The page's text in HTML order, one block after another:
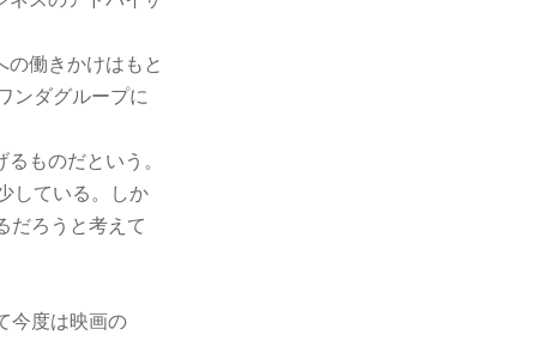
働きかけはもと
ンダグループに
ものだという。
している。しか
だろうと考えて
今度は映画の